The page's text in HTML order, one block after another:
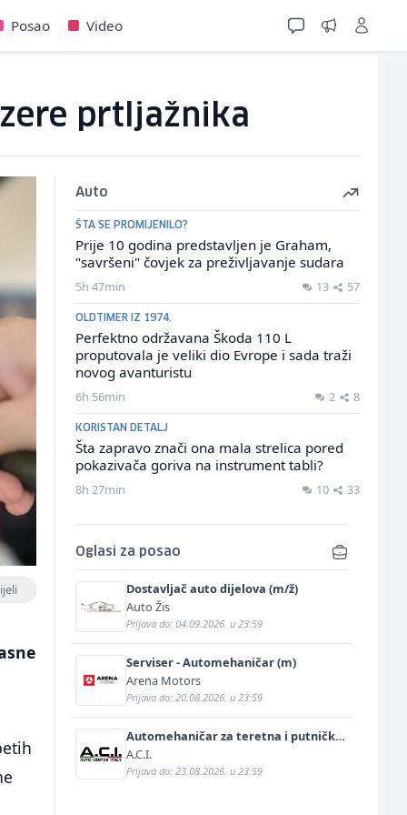
Posao Video
prtljažnika
Auto
ŠTA SE PROMIJENILO?
Prije 10 godina predstavljen je Graham,
"savršeni" čovjek za preživljavanje sudara
5h 47min 13 57
OLDTIMER IZ 1974.
Perfektno održavana Škoda 110 L
proputovala je veliki dio Evrope i sada traži
novog avanturistu
6h 56min 2 8
KORISTAN DETALJ
Šta zapravo znači ona mala strelica pored
pokazivača goriva na instrument tabli?
8h 27min 10 33
Oglasi za posao
Dostavljač auto dijelova (m/ž)
Auto Žis
Prijava do: 04.09.2026. u 23:59
Serviser - Automehaničar (m)
Arena Motors
Prijava do: 20.08.2026. u 23:59
Automehaničar za teretna i putnička
vozila (m/ž)
A.C.I.
Prijava do: 23.08.2026. u 23:59